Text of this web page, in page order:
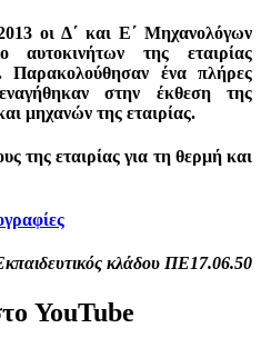
οι Δ΄ και Ε΄ Μηχανολόγων
αυτοκινήτων της εταιρίας
ένα πλήρες
στην έκθεση της
μηχανών της εταιρίας.
της εταιρίας για τη θερμή και
κλάδου ΠΕ17.06.50
YouTube